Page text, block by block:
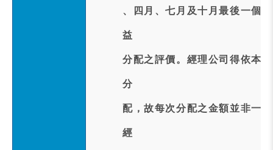
、四月、七月及十月最後一個
益
分配之評價。經理公司得依本
分
配，故每次分配之金額並非一
經